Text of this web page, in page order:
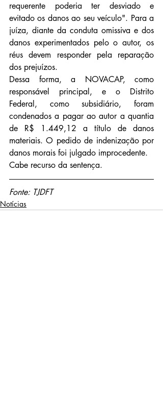
requerente poderia ter desviado e
evitado os danos ao seu veículo". Para a
juíza, diante da conduta omissiva e dos
danos experimentados pelo o autor, os
réus devem responder pela reparação
dos prejuízos.
Dessa forma, a NOVACAP, como
responsável principal, e o Distrito
Federal, como subsidiário, foram
condenados a pagar ao autor a quantia
de R$ 1.449,12 a título de danos
materiais. O pedido de indenização por
danos morais foi julgado improcedente.
Cabe recurso da sentença.
Fonte: TJDFT
Notícias